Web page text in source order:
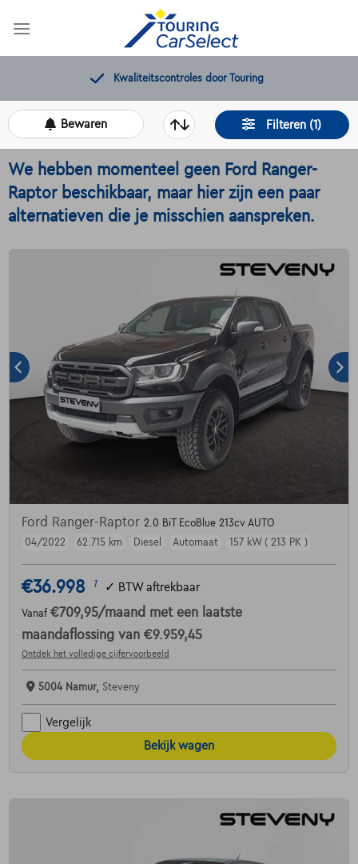
Kwaliteitscontroles door Touring
Filteren (1)
Bewaren
We hebben momenteel geen Ford Ranger-
Raptor beschikbaar, maar hier zijn een paar
alternatieven die je misschien aanspreken.
Ford Ranger-Raptor 2.0 BiT EcoBlue 213cv AUTO
04/2022
62.715 km Diesel Automaat 157 kW ( 213 PK )
€36.998 1 ✓ BTW aftrekbaar
Vanaf €709,95/maand met een laatste
maandaflossing van €9.959,45
Ontdek het volledige cijfervoorbeeld
5004 Namur, Steveny
Vergelijk
Bekijk wagen